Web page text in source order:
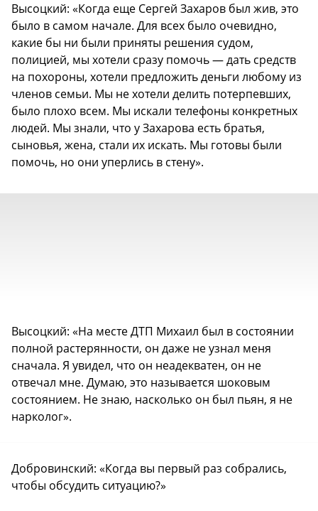
Высоцкий: «Когда еще Сергей Захаров был жив, это
было в самом начале. Для всех было очевидно,
какие бы ни были приняты решения судом,
полицией, мы хотели сразу помочь — дать средств
на похороны, хотели предложить деньги любому из
членов семьи. Мы не хотели делить потерпевших,
было плохо всем. Мы искали телефоны конкретных
людей. Мы знали, что у Захарова есть братья,
сыновья, жена, стали их искать. Мы готовы были
помочь, но они уперлись в стену».
Высоцкий: «На месте ДТП Михаил был в состоянии
полной растерянности, он даже не узнал меня
сначала. Я увидел, что он неадекватен, он не
отвечал мне. Думаю, это называется шоковым
состоянием. Не знаю, насколько он был пьян, я не
нарколог».
Добровинский: «Когда вы первый раз собрались,
чтобы обсудить ситуацию?»